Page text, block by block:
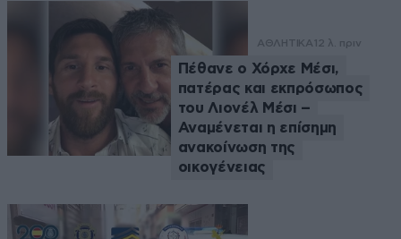
ΑΘΛΗΤΙΚΑ 12 λ. πριν
Πέθανε ο Χόρχε Μέσι,
πατέρας και εκπρόσωπος
του Λιονέλ Μέσι –
Αναμένεται η επίσημη
ανακοίνωση της
οικογένειας